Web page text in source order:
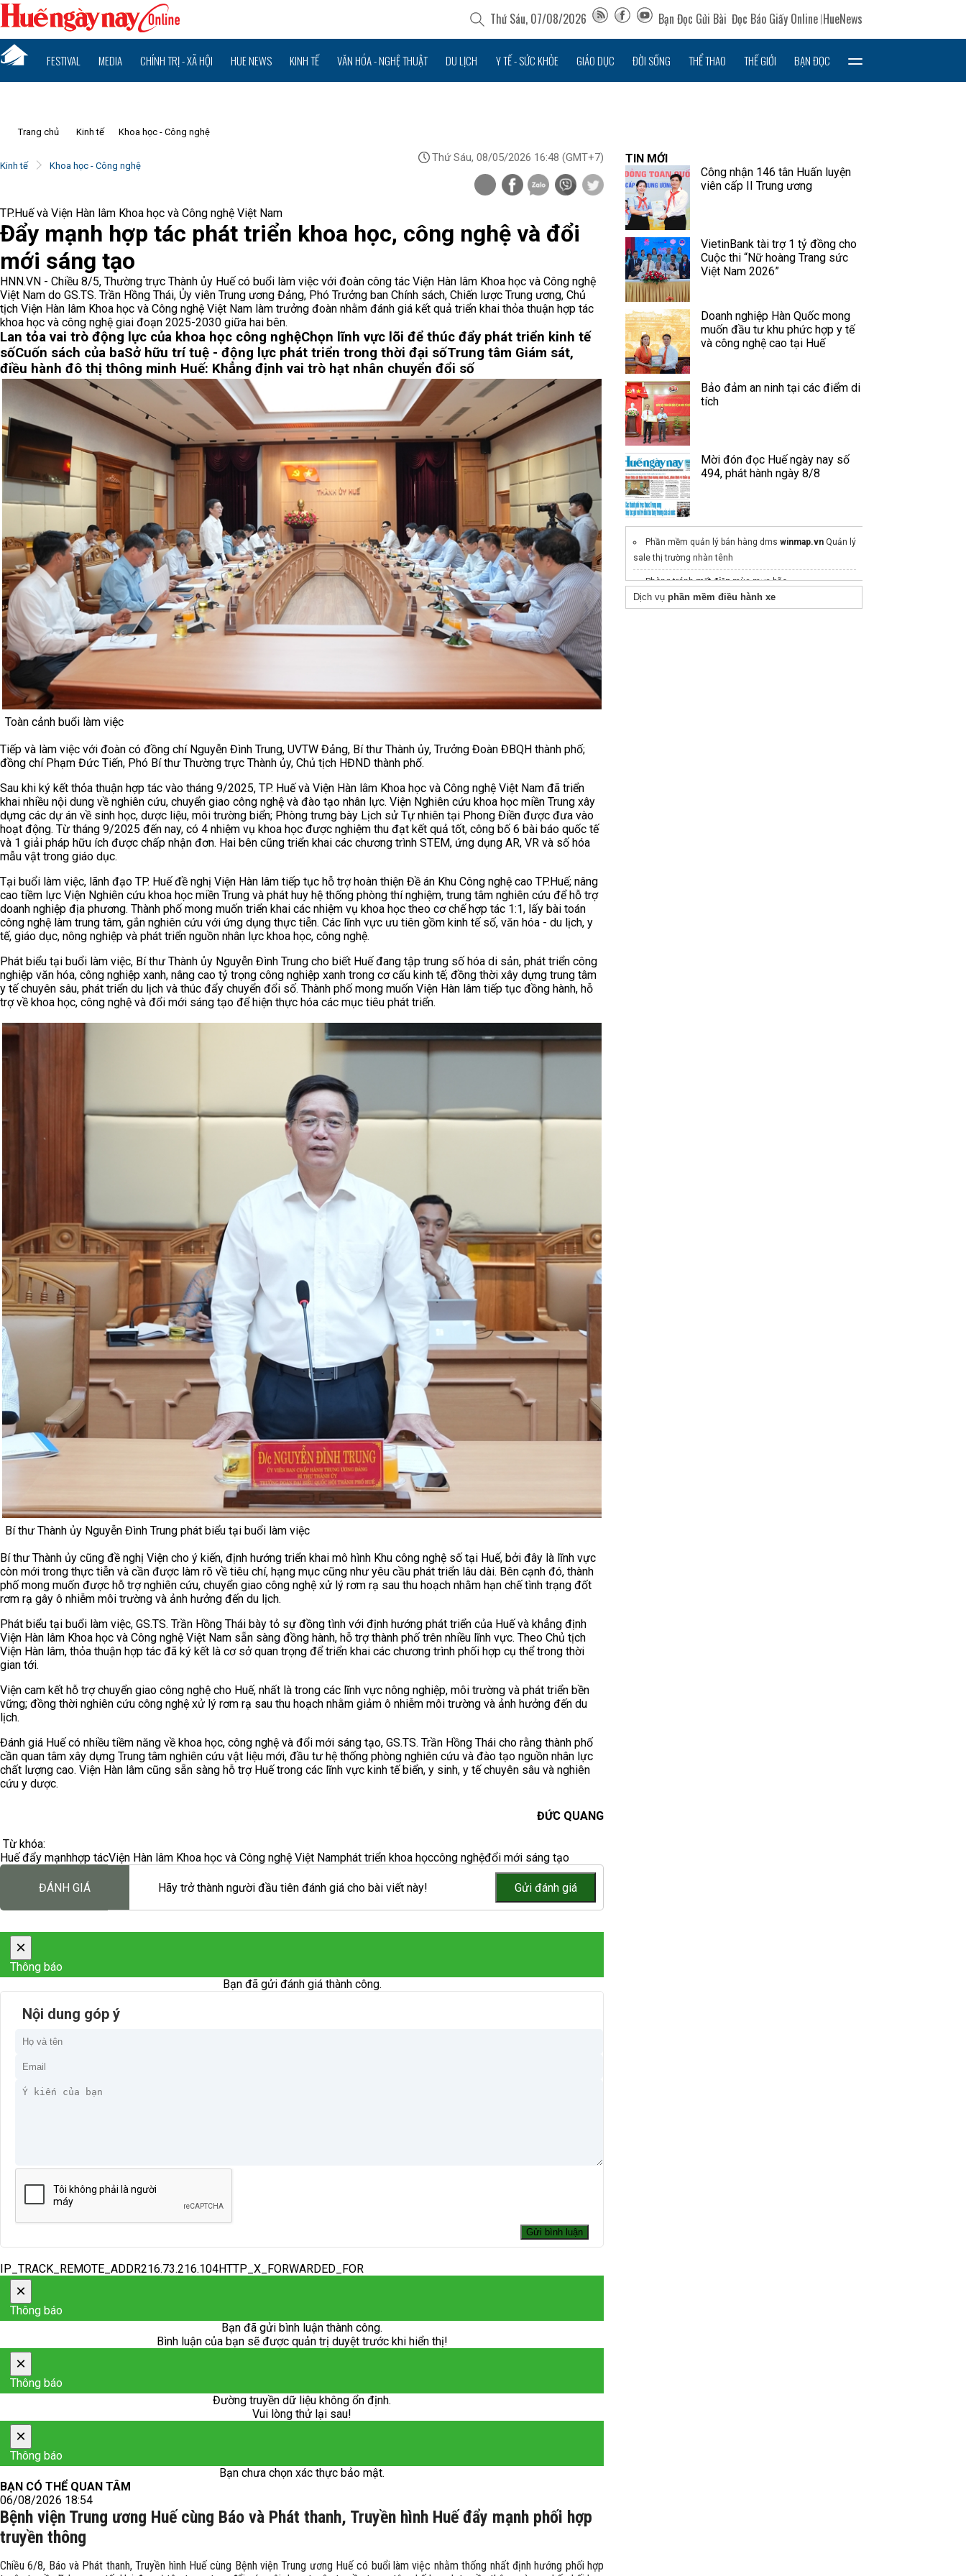
Thứ Sáu, 07/08/2026 Bạn Đọc Gửi Bài Đọc Báo Giấy Online HueNews
FESTIVAL MEDIA CHÍNH TRỊ - XÃ HỘI HUE NEWS KINH TẾ VĂN HÓA - NGHỆ THUẬT DU LỊCH Y TẾ - SỨC KHỎE GIÁO DỤC ĐỜI SỐNG THỂ THAO THẾ GIỚI BẠN ĐỌC
Trang chủ Kinh tế Khoa học - Công nghệ
Kinh tế Khoa học - Công nghệ
Thứ Sáu, 08/05/2026 16:48 (GMT+7)
TP.Huế và Viện Hàn lâm Khoa học và Công nghệ Việt Nam
Đẩy mạnh hợp tác phát triển khoa học, công nghệ và đổi
mới sáng tạo
HNN.VN - Chiều 8/5, Thường trực Thành ủy Huế có buổi làm việc với đoàn công tác Viện Hàn lâm Khoa học và Công nghệ
Việt Nam do GS.TS. Trần Hồng Thái, Ủy viên Trung ương Đảng, Phó Trưởng ban Chính sách, Chiến lược Trung ương, Chủ
tịch Viện Hàn lâm Khoa học và Công nghệ Việt Nam làm trưởng đoàn nhằm đánh giá kết quả triển khai thỏa thuận hợp tác
khoa học và công nghệ giai đoạn 2025-2030 giữa hai bên.
Lan tỏa vai trò động lực của khoa học công nghệChọn lĩnh vực lõi để thúc đẩy phát triển kinh tế
sốCuốn sách của baSở hữu trí tuệ - động lực phát triển trong thời đại sốTrung tâm Giám sát,
điều hành đô thị thông minh Huế: Khẳng định vai trò hạt nhân chuyển đổi số
Toàn cảnh buổi làm việc
Tiếp và làm việc với đoàn có đồng chí Nguyễn Đình Trung, UVTW Đảng, Bí thư Thành ủy, Trưởng Đoàn ĐBQH thành phố;
đồng chí Phạm Đức Tiến, Phó Bí thư Thường trực Thành ủy, Chủ tịch HĐND thành phố.
Sau khi ký kết thỏa thuận hợp tác vào tháng 9/2025, TP. Huế và Viện Hàn lâm Khoa học và Công nghệ Việt Nam đã triển
khai nhiều nội dung về nghiên cứu, chuyển giao công nghệ và đào tạo nhân lực. Viện Nghiên cứu khoa học miền Trung xây
dựng các dự án về sinh học, dược liệu, môi trường biển; Phòng trưng bày Lịch sử Tự nhiên tại Phong Điền được đưa vào
hoạt động. Từ tháng 9/2025 đến nay, có 4 nhiệm vụ khoa học được nghiệm thu đạt kết quả tốt, công bố 6 bài báo quốc tế
và 1 giải pháp hữu ích được chấp nhận đơn. Hai bên cũng triển khai các chương trình STEM, ứng dụng AR, VR và số hóa
mẫu vật trong giáo dục.
Tại buổi làm việc, lãnh đạo TP. Huế đề nghị Viện Hàn lâm tiếp tục hỗ trợ hoàn thiện Đề án Khu Công nghệ cao TP.Huế; nâng
cao tiềm lực Viện Nghiên cứu khoa học miền Trung và phát huy hệ thống phòng thí nghiệm, trung tâm nghiên cứu để hỗ trợ
doanh nghiệp địa phương. Thành phố mong muốn triển khai các nhiệm vụ khoa học theo cơ chế hợp tác 1:1, lấy bài toán
công nghệ làm trung tâm, gắn nghiên cứu với ứng dụng thực tiễn. Các lĩnh vực ưu tiên gồm kinh tế số, văn hóa - du lịch, y
tế, giáo dục, nông nghiệp và phát triển nguồn nhân lực khoa học, công nghệ.
Phát biểu tại buổi làm việc, Bí thư Thành ủy Nguyễn Đình Trung cho biết Huế đang tập trung số hóa di sản, phát triển công
nghiệp văn hóa, công nghiệp xanh, nâng cao tỷ trọng công nghiệp xanh trong cơ cấu kinh tế; đồng thời xây dựng trung tâm
y tế chuyên sâu, phát triển du lịch và thúc đẩy chuyển đổi số. Thành phố mong muốn Viện Hàn lâm tiếp tục đồng hành, hỗ
trợ về khoa học, công nghệ và đổi mới sáng tạo để hiện thực hóa các mục tiêu phát triển.
Bí thư Thành ủy Nguyễn Đình Trung phát biểu tại buổi làm việc
Bí thư Thành ủy cũng đề nghị Viện cho ý kiến, định hướng triển khai mô hình Khu công nghệ số tại Huế, bởi đây là lĩnh vực
còn mới trong thực tiễn và cần được làm rõ về tiêu chí, hạng mục cũng như yêu cầu phát triển lâu dài. Bên cạnh đó, thành
phố mong muốn được hỗ trợ nghiên cứu, chuyển giao công nghệ xử lý rơm rạ sau thu hoạch nhằm hạn chế tình trạng đốt
rơm rạ gây ô nhiễm môi trường và ảnh hưởng đến du lịch.
Phát biểu tại buổi làm việc, GS.TS. Trần Hồng Thái bày tỏ sự đồng tình với định hướng phát triển của Huế và khẳng định
Viện Hàn lâm Khoa học và Công nghệ Việt Nam sẵn sàng đồng hành, hỗ trợ thành phố trên nhiều lĩnh vực. Theo Chủ tịch
Viện Hàn lâm, thỏa thuận hợp tác đã ký kết là cơ sở quan trọng để triển khai các chương trình phối hợp cụ thể trong thời
gian tới.
Viện cam kết hỗ trợ chuyển giao công nghệ cho Huế, nhất là trong các lĩnh vực nông nghiệp, môi trường và phát triển bền
vững; đồng thời nghiên cứu công nghệ xử lý rơm rạ sau thu hoạch nhằm giảm ô nhiễm môi trường và ảnh hưởng đến du
lịch.
Đánh giá Huế có nhiều tiềm năng về khoa học, công nghệ và đổi mới sáng tạo, GS.TS. Trần Hồng Thái cho rằng thành phố
cần quan tâm xây dựng Trung tâm nghiên cứu vật liệu mới, đầu tư hệ thống phòng nghiên cứu và đào tạo nguồn nhân lực
chất lượng cao. Viện Hàn lâm cũng sẵn sàng hỗ trợ Huế trong các lĩnh vực kinh tế biển, y sinh, y tế chuyên sâu và nghiên
cứu y dược.
ĐỨC QUANG
Từ khóa:
Huế đẩy mạnhhợp tácViện Hàn lâm Khoa học và Công nghệ Việt Namphát triển khoa họccông nghệđổi mới sáng tạo
ĐÁNH GIÁ Hãy trở thành người đầu tiên đánh giá cho bài viết này!
×
Thông báo
Bạn đã gửi đánh giá thành công.
Nội dung góp ý
IP_TRACK_REMOTE_ADDR216.73.216.104HTTP_X_FORWARDED_FOR
×
Thông báo
Bạn đã gửi bình luận thành công.
Bình luận của bạn sẽ được quản trị duyệt trước khi hiển thị!
×
Thông báo
Đường truyền dữ liệu không ổn định.
Vui lòng thử lại sau!
×
Thông báo
Bạn chưa chọn xác thực bảo mật.
BẠN CÓ THỂ QUAN TÂM
06/08/2026 18:54
Bệnh viện Trung ương Huế cùng Báo và Phát thanh, Truyền hình Huế đẩy mạnh phối hợp
truyền thông
Chiều 6/8, Báo và Phát thanh, Truyền hình Huế cùng Bệnh viện Trung ương Huế có buổi làm việc nhằm thống nhất định hướng phối hợp
TIN MỚI
Công nhận 146 tân Huấn luyện
viên cấp II Trung ương
VietinBank tài trợ 1 tỷ đồng cho
Cuộc thi “Nữ hoàng Trang sức
Việt Nam 2026”
Doanh nghiệp Hàn Quốc mong
muốn đầu tư khu phức hợp y tế
và công nghệ cao tại Huế
Bảo đảm an ninh tại các điểm di
tích
Mời đón đọc Huế ngày nay số
494, phát hành ngày 8/8
Phần mềm quản lý bán hàng dms winmap.vn Quản lý
sale thị trường nhàn tênh
Phòng tránhmất điệnmùa mưa bão
máy in thăng hoa
Dịch vụ phần mềm điều hành xe